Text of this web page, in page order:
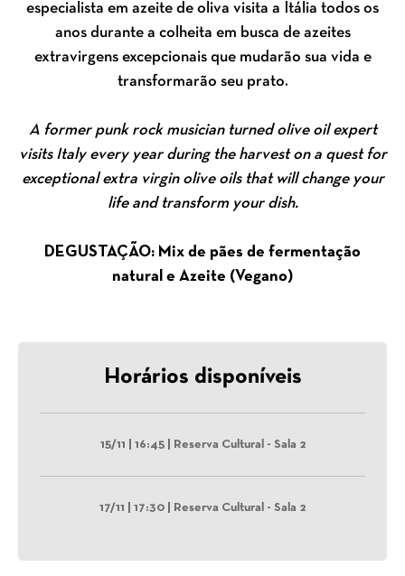
especialista em azeite de oliva visita a Itália todos os
anos durante a colheita em busca de azeites
extravirgens excepcionais que mudarão sua vida e
transformarão seu prato.
A former punk rock musician turned olive oil expert
visits Italy every year during the harvest on a quest for
exceptional extra virgin olive oils that will change your
life and transform your dish.
DEGUSTAÇÃO: Mix de pães de fermentação
natural e Azeite (Vegano)
Horários disponíveis
15/11 | 16:45 | Reserva Cultural - Sala 2
17/11 | 17:30 | Reserva Cultural - Sala 2